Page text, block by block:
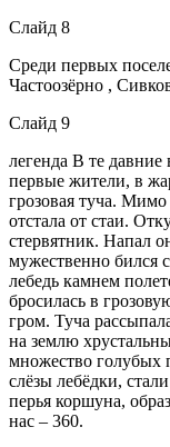
Слайд 8
Среди первых
Частоозёрно ,
Слайд 9
легенда В те давние
первые жители, в
грозовая туча. Мимо
отстала от стаи.
стервятник. Напал
мужественно бился
лебедь камнем
бросилась в
гром. Туча
на землю
множество голубых
слёзы лебёдки,
перья коршуна,
нас – 360.